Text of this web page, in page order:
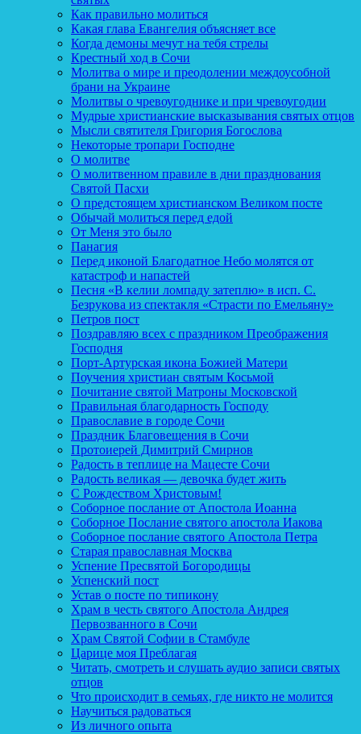
Как правильно молиться
Какая глава Евангелия объясняет все
Когда демоны мечут на тебя стрелы
Крестный ход в Сочи
Молитва о мире и преодолении междоусобной
брани на Украине
Молитвы о чревоугоднике и при чревоугодии
Мудрые христианские высказывания святых отцов
Мысли святителя Григория Богослова
Некоторые тропари Господне
О молитве
О молитвенном правиле в дни празднования
Святой Пасхи
О предстоящем христианском Великом посте
Обычай молиться перед едой
От Меня это было
Панагия
Перед иконой Благодатное Небо молятся от
катастроф и напастей
Песня «В келии ломпаду затеплю» в исп. С.
Безрукова из спектакля «Страсти по Емельяну»
Петров пост
Поздравляю всех с праздником Преображения
Господня
Порт-Артурская икона Божией Матери
Поучения христиан святым Косьмой
Почитание святой Матроны Московской
Правильная благодарность Господу
Православие в городе Сочи
Праздник Благовещения в Сочи
Протоиерей Димитрий Смирнов
Радость в теплице на Мацесте Сочи
Радость великая — девочка будет жить
С Рождеством Христовым!
Соборное послание от Апостола Иоанна
Соборное Послание святого апостола Иакова
Соборное послание святого Апостола Петра
Старая православная Москва
Успение Пресвятой Богородицы
Успенский пост
Устав о посте по типикону
Храм в честь святого Апостола Андрея
Первозванного в Сочи
Храм Святой Софии в Стамбуле
Царице моя Преблагая
Читать, смотреть и слушать аудио записи святых
отцов
Что происходит в семьях, где никто не молится
Научиться радоваться
Из личного опыта